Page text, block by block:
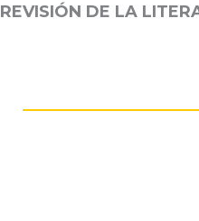
REVISIÓN DE LA